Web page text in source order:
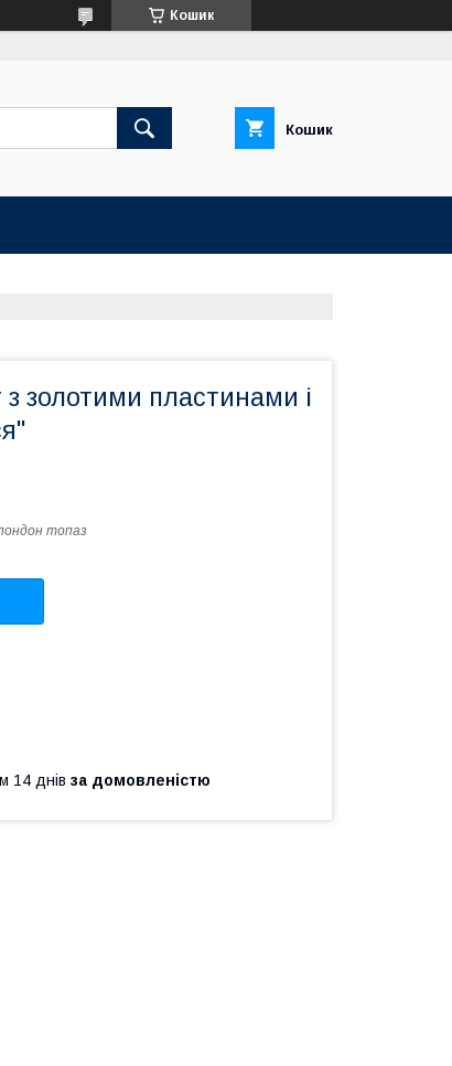
Кошик
Кошик
золотими пластинами і
топаз
14 днів за домовленістю